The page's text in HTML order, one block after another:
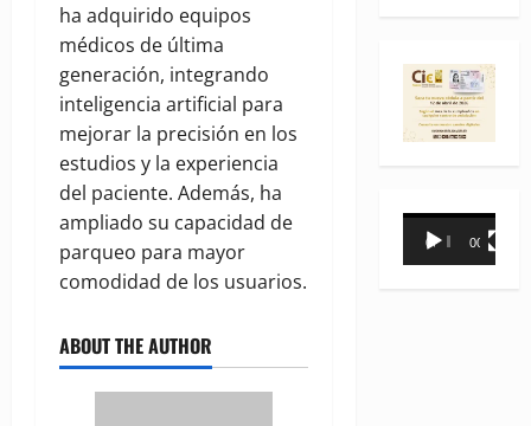
ha adquirido equipos
médicos de última
generación, integrando
inteligencia artificial para
mejorar la precisión en los
estudios y la experiencia
del paciente. Además, ha
ampliado su capacidad de
parqueo para mayor
comodidad de los usuarios.
ABOUT THE AUTHOR
Reproductor
00:00 00:31